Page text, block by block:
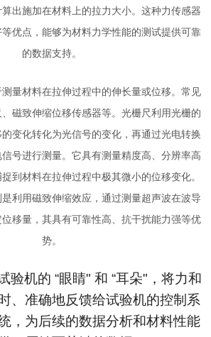
出施加在材料上的拉力大小。这种力传感器
优点，能够为材料力学性能的测试提供可靠
的数据支持。
量材料在拉伸过程中的伸长量或位移。常见
磁致伸缩位移传感器等。光栅尺利用光栅的
变化转化为光信号的变化，再通过光电转换
号进行测量。它具有测量精度高、分辨率高
到材料在拉伸过程中极其微小的位移变化。
利用磁致伸缩效应，通过测量超声波在波导
移量，其具有可靠性高、抗干扰能力强等优
势。
验机的 “眼睛" 和 “耳朵"，将力和
、准确地反馈给试验机的控制系
，为后续的数据分析和材料性能